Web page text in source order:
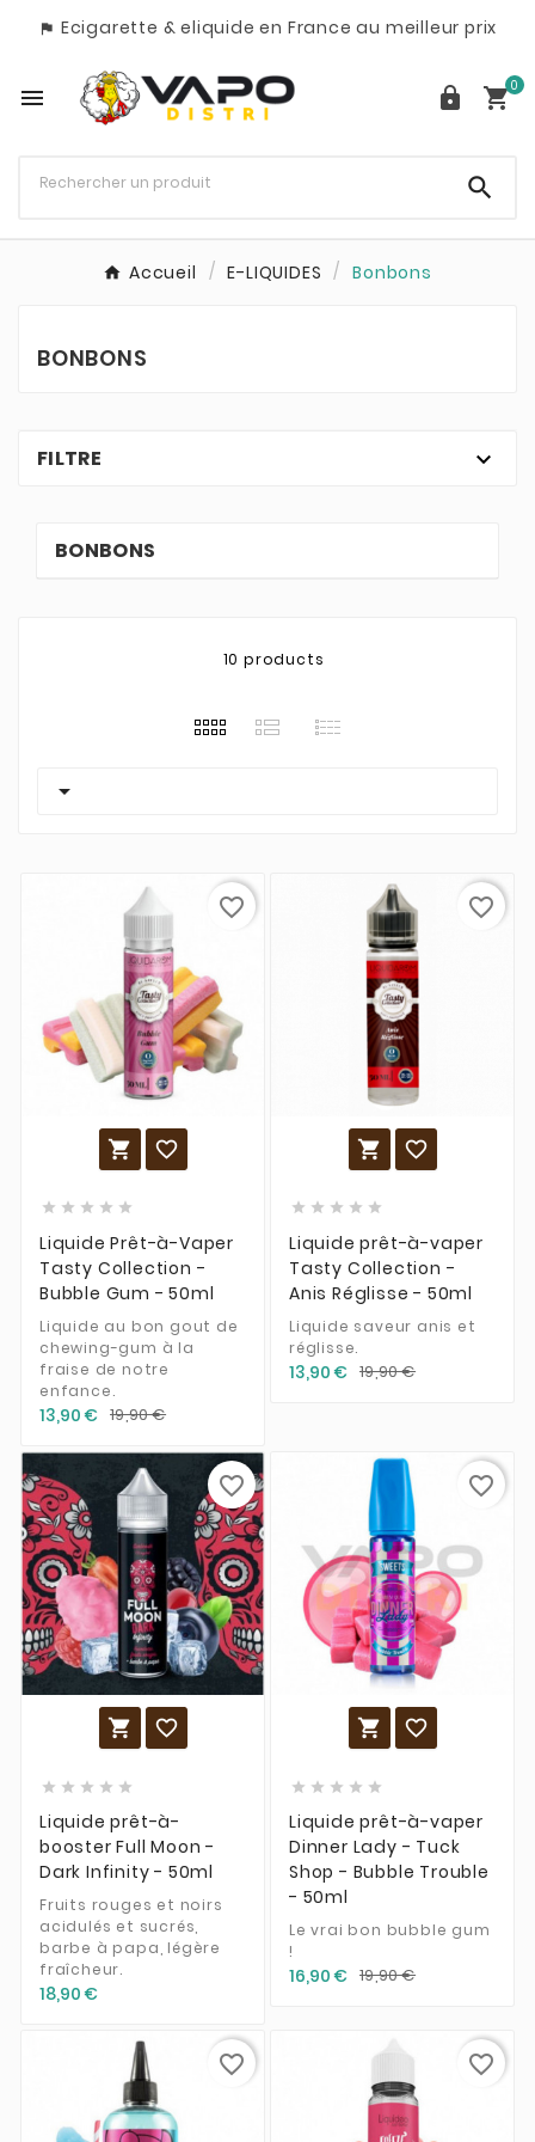
 Ecigarette & eliquide en France au meilleur prix
  0

Accueil E-LIQUIDES Bonbons
BONBONS
FILTRE 
BONBONS
10 products

 
    
Liquide Prêt-à-Vaper
Tasty Collection -
Bubble Gum - 50ml
Liquide au bon gout de
chewing-gum à la
fraise de notre
enfance.
13,90 € 19,90 €
favorite_border
 
    
Liquide prêt-à-vaper
Tasty Collection -
Anis Réglisse - 50ml
Liquide saveur anis et
réglisse.
13,90 € 19,90 €
favorite_border
 
    
Liquide prêt-à-
booster Full Moon -
Dark Infinity - 50ml
Fruits rouges et noirs
acidulés et sucrés,
barbe à papa, légère
fraîcheur.
18,90 €
favorite_border
 
    
Liquide prêt-à-vaper
Dinner Lady - Tuck
Shop - Bubble Trouble
- 50ml
Le vrai bon bubble gum
!
16,90 € 19,90 €
favorite_border
favorite_border favorite_border